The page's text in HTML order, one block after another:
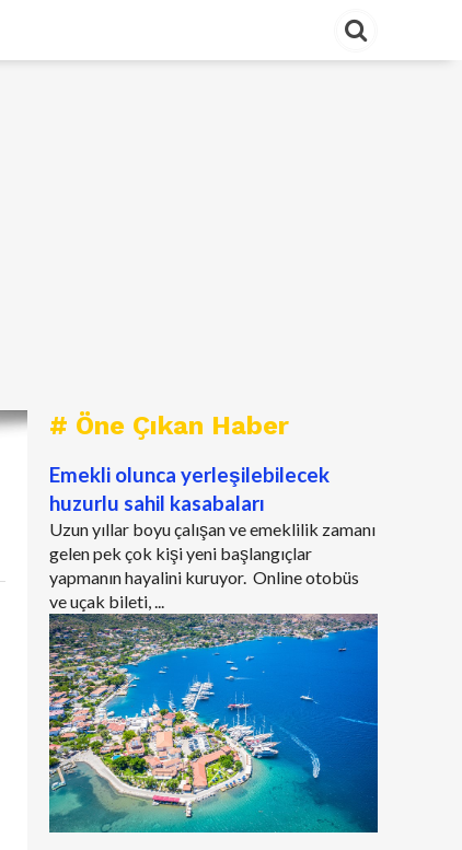
# Öne Çıkan Haber
Emekli olunca yerleşilebilecek
huzurlu sahil kasabaları
Uzun yıllar boyu çalışan ve emeklilik zamanı
gelen pek çok kişi yeni başlangıçlar
yapmanın hayalini kuruyor. Online otobüs
ve uçak bileti, ...